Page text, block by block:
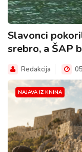
Slavonci
srebro, a ŠAP
Redakcija
NAJAVA IZ KNINA